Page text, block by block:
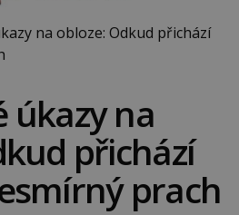
na obloze: Odkud přichází
úkazy na
přichází
prach